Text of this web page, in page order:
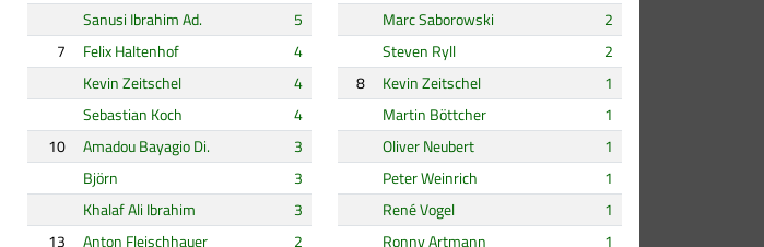
Sanusi Ibrahim Ad.
5
7
Felix Haltenhof
4
Kevin Zeitschel
4
Sebastian Koch
4
10
Amadou Bayagio Di.
3
Björn
3
Khalaf Ali Ibrahim
3
13
Anton Fleischhauer
2
Marc Saborowski
2
Steven Ryll
2
8
Kevin Zeitschel
1
Martin Böttcher
1
Oliver Neubert
1
Peter Weinrich
1
René Vogel
1
Ronny Artmann
1